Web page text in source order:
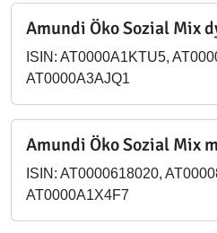
Amundi Öko Sozial Mix
ISIN: AT0000A1KTU5,
AT0000A3AJQ1
Amundi Öko Sozial Mix
ISIN: AT0000618020,
AT0000A1X4F7